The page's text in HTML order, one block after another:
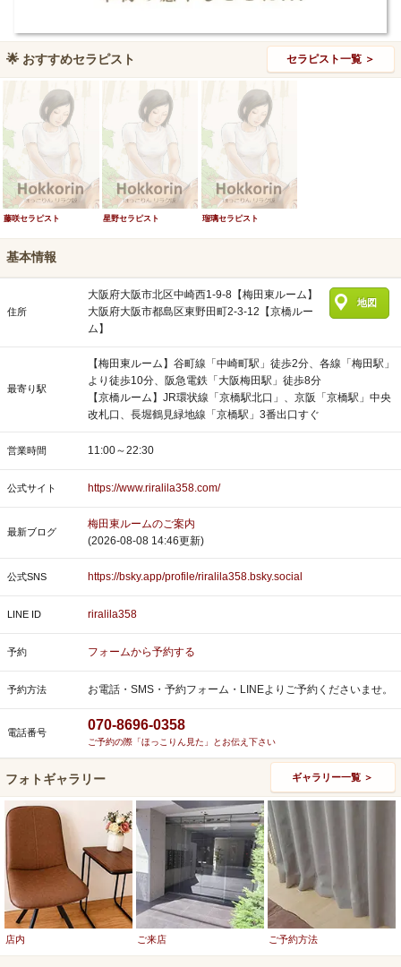
🌟 おすすめセラピスト セラピスト一覧 ＞
藤咲セラピスト 星野セラピスト 瑠璃セラピスト
基本情報
住所
大阪府大阪市北区中崎西1-9-8【梅田東ルーム】
大阪府大阪市都島区東野田町2-3-12【京橋ルー
ム】
地図
最寄り駅
【梅田東ルーム】谷町線「中崎町駅」徒歩2分、各線「梅田駅」
より徒歩10分、阪急電鉄「大阪梅田駅」徒歩8分
【京橋ルーム】JR環状線「京橋駅北口」、京阪「京橋駅」中央
改札口、長堀鶴見緑地線「京橋駅」3番出口すぐ
営業時間 11:00～22:30
公式サイト https://www.riralila358.com/
最新ブログ
梅田東ルームのご案内
(2026-08-08 14:46更新)
公式SNS https://bsky.app/profile/riralila358.bsky.social
LINE ID riralila358
予約 フォームから予約する
予約方法 お電話・SMS・予約フォーム・LINEよりご予約くださいませ。
電話番号 070-8696-0358
ご予約の際「ほっこりん見た」とお伝え下さい
フォトギャラリー ギャラリー一覧 ＞
店内 ご来店 ご予約方法